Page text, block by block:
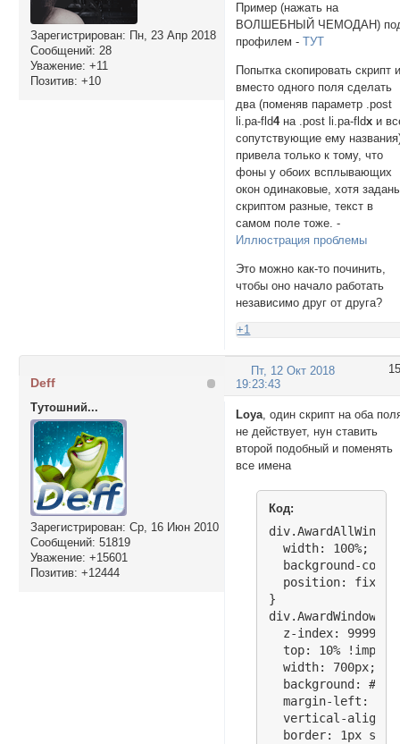
Зарегистрирован: Пн, 23 Апр 2018
Сообщений: 28
Уважение: +11
Позитив: +10
Пример (нажать на
ВОЛШЕБНЫЙ ЧЕМОДАН)
профилем -ТУТ
Попытка скопировать скрипт
вместо одного поля сделать
два (поменяв параметр .post
li.pa-fld4на .post li.pa-fldх и
сопутствующие ему
привела только к тому, что
фоны у обоих всплывающих
окон одинаковые, хотя
скриптом разные, текст в
самом поле тоже. -
Иллюстрация проблемы
Это можно как-то починить,
чтобы оно начало работать
независимо друг от друга?
+1
15
Пт, 12 Окт 2018
19:23:43
Deff
Тутошний...
Зарегистрирован: Ср, 16 Июн 2010
Сообщений: 51819
Уважение: +15601
Позитив: +12444
Lоya , один скрипт на оба
не действует, нун ставить
второй подобный и поменять
все имена
Код:
width: 100%;
background-
position:
}
z-index: 9999;
top: 10%
width: 700px;
background:
margin-left: -
vertical-align:
border: 1px